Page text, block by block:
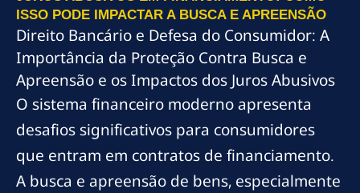
ISSO PODE IMPACTAR A BUSCA E APREENSÃO
Direito Bancário e Defesa do Consumidor: A
Importância da Proteção Contra Busca e
Apreensão e os Impactos dos Juros Abusivos
O sistema financeiro moderno apresenta
desafios significativos para consumidores
que entram em contratos de financiamento.
A busca e apreensão de bens, especialmente